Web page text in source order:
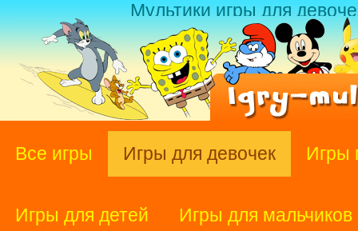
Мультики игры для
Все игры Игры для девочек Игры
Игры для детей Игры для мальчиков